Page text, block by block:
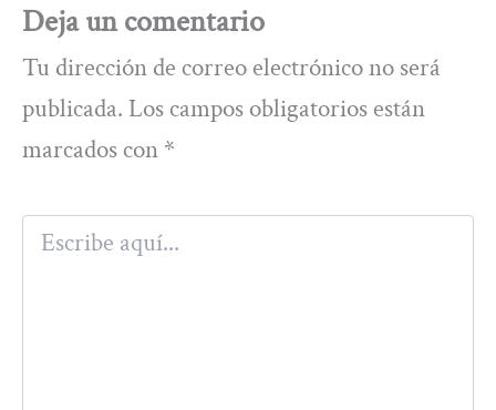
Deja un comentario
Tu dirección de correo electrónico no será
publicada. Los campos obligatorios están
marcados con *
aquí...